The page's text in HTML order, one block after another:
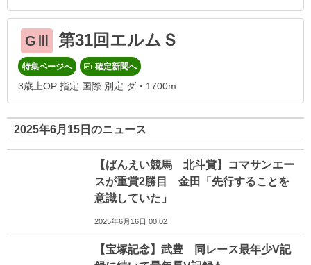
GⅢ 第31回エルムＳ
特集ページへ 確定新聞へ
3歳上OP 指定 国際 別定 ダ・1700m
2025年6月15日のニュース
【ばんえい競馬 北斗賞】コマサンエー
スが重賞2勝目 金田「先行することを
意識していた」
2025年6月16日 00:02
【宝塚記念】武豊 同レース最年少V記